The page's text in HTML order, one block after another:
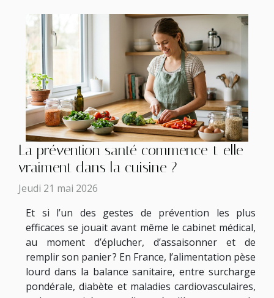
La prévention santé commence-t-elle
vraiment dans la cuisine ?
Jeudi 21 mai 2026
Et si l’un des gestes de prévention les plus
efficaces se jouait avant même le cabinet médical,
au moment d’éplucher, d’assaisonner et de
remplir son panier ? En France, l’alimentation pèse
lourd dans la balance sanitaire, entre surcharge
pondérale, diabète et maladies cardiovasculaires,